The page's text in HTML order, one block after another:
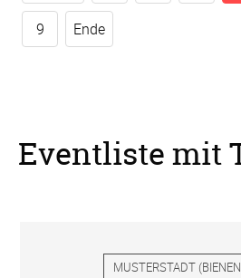
9 Ende
Eventliste mit
MUSTERSTADT (